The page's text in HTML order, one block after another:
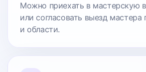
Можно приехать в мастерскую
или согласовать выезд
и области.